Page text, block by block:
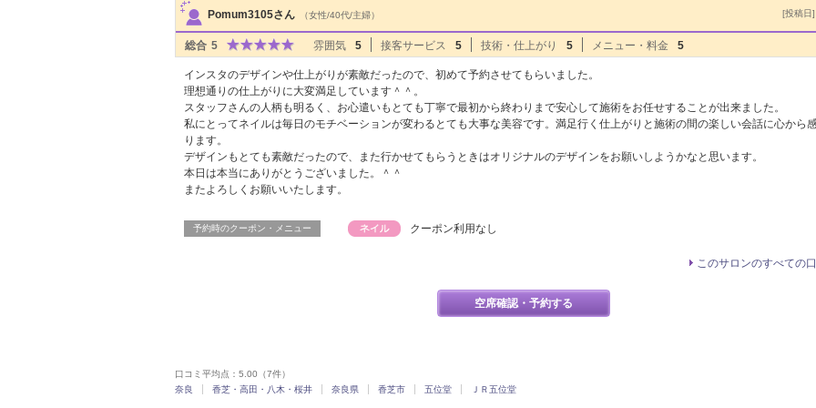
Pomum3105さん
（女性/40代/主婦） [投稿日
総合 5 雰囲気 5 接客サービス 5 技術・仕上がり 5 メニュー・料金 5
インスタのデザインや仕上がりが素敵だったので、初めて予約させてもらいました。
理想通りの仕上がりに大変満足しています＾＾。
スタッフさんの人柄も明るく、お心遣いもとても丁寧で最初から終わりまで安心して施術をお任せすることが出来ました。
私にとってネイルは毎日のモチベーションが変わるとても大事な美容です。満足行く仕上がりと施術の間の楽しい会話に心から
ります。
デザインもとても素敵だったので、また行かせてもらうときはオリジナルのデザインをお願いしようかなと思います。
本日は本当にありがとうございました。＾＾
またよろしくお願いいたします。
予約時のクーポン・メニュー クーポン利用なし
このサロンのすべての
空席確認・予約する
口コミ平均点： 5.00 （7件）
奈良 香芝・高田・八木・桜井 奈良県 香芝市 五位堂 ＪＲ五位堂